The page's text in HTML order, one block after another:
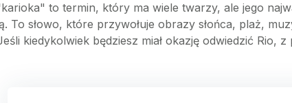
to termin, który ma wiele twarzy, ale jego
To słowo, które przywołuje obrazy słońca, plaż,
kiedykolwiek będziesz miał okazję odwiedzić